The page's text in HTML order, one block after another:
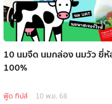
10 นมจืด นมกล่อง นมวัว ยี่ห้
100%
ฟู้ด ทิปส์ 10 พ.ย. 68